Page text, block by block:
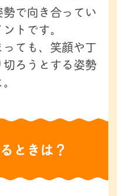
で向き合ってい
トです。
ても、笑顔や丁
ろうとする姿勢
ときは？